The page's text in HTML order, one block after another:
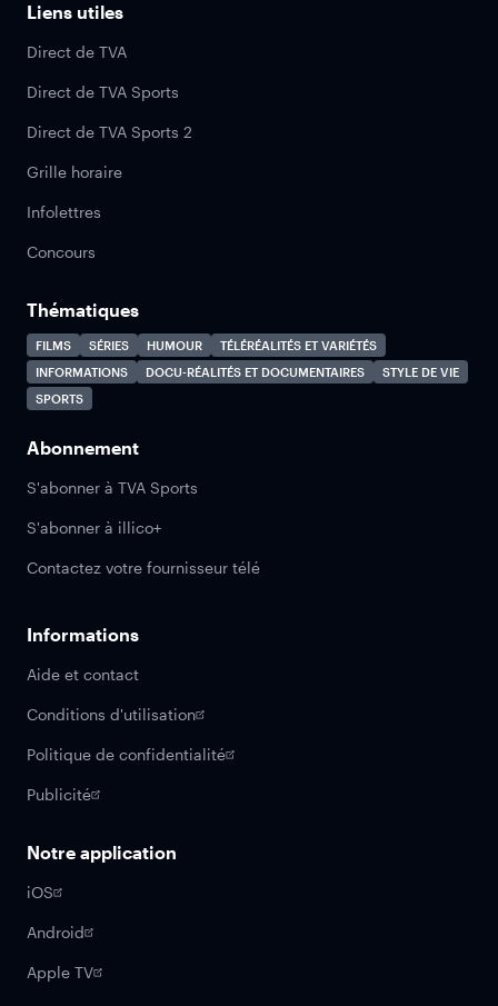
Liens utiles
Direct de TVA
Direct de TVA Sports
Direct de TVA Sports 2
Grille horaire
Infolettres
Concours
Thématiques
FILMS SÉRIES HUMOUR
TÉLÉRÉALITÉS ET VARIÉTÉS
INFORMATIONS
DOCU-RÉALITÉS ET DOCUMENTAIRES
STYLE DE VIE
SPORTS
Abonnement
S'abonner à TVA Sports
S'abonner à illico+
Contactez votre fournisseur télé
Informations
Aide et contact
Conditions d'utilisation
Politique de confidentialité
Publicité
Notre application
iOS
Android
Apple TV